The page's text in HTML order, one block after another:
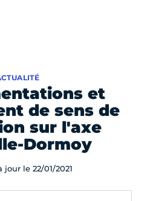
et
de sens de
sur l'axe
Dormoy
jour le 22/01/2021